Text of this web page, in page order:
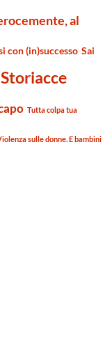
al
con (in)successo Sai
Tutta colpa tua
sulle donne. E bambini